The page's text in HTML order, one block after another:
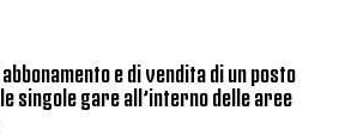
e di vendita di un posto
singole gare all’interno delle aree